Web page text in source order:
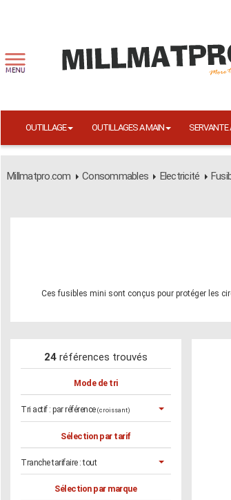
OUTILLAGE OUTILLAGES A MAIN SERVANTE
Millmatpro.com Consommables Electricité
Ces fusibles mini sont conçus pour protéger les
24références trouvés
Mode de tri
Tri actif : par référence (croissant)
Sélection par tarif
Tranche tarifaire :tout
Sélection par marque